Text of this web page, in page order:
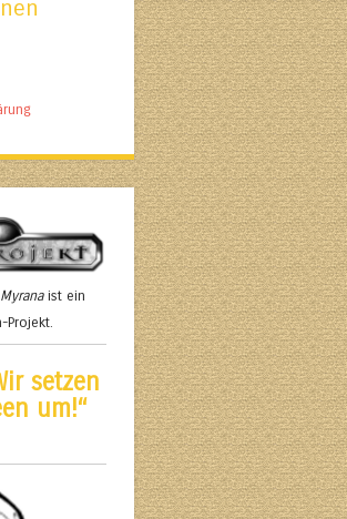
ist ein
Projekt.
setzen
um!“